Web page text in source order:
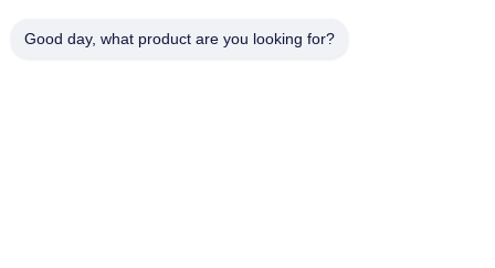
Kontrol Kualitas
Good day, what product are you looking for?